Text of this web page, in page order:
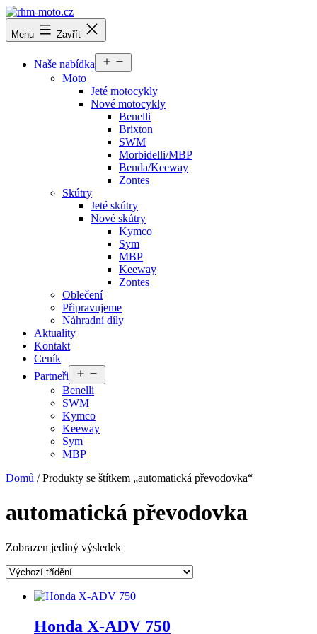
Přejít
k
obsahu
rhm-
moto.cz
Menu Zavřít
Naše nabídka
menu
Moto
Jeté motocykly
Nové motocykly
Benelli
Brixton
SWM
Morbidelli/MBP
Benda/Keeway
Zontes
Skútry
Jeté skútry
Nové skútry
Kymco
Sym
MBP
Keeway
Zontes
Oblečení
Připravujeme
Náhradní díly
Aktuality
Kontakt
Ceník
Partneři
menu
Benelli
SWM
Kymco
Keeway
Sym
MBP
Domů / Produkty se štítkem „automatická převodovka“
automatická převodovka
Zobrazen jediný výsledek
Honda X-ADV 750